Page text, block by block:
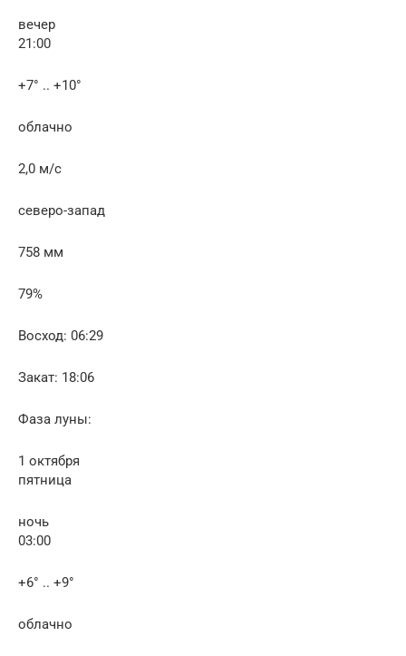
вечер
21:00
+7° .. +10°
облачно
2,0 м/с
северо-запад
758 мм
79%
Восход: 06:29
Закат: 18:06
Фаза луны:
1 октября
пятница
ночь
03:00
+6° .. +9°
облачно